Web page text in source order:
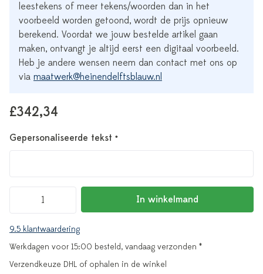
leestekens of meer tekens/woorden dan in het
voorbeeld worden getoond, wordt de prijs opnieuw
berekend. Voordat we jouw bestelde artikel gaan
maken, ontvangt je altijd eerst een digitaal voorbeeld.
Heb je andere wensen neem dan contact met ons op
via maatwerk@heinendelftsblauw.nl
£342,34
Gepersonaliseerde tekst *
In winkelmand
9.5 klantwaardering
Werkdagen voor 15:00 besteld, vandaag verzonden *
Verzendkeuze DHL of ophalen in de winkel